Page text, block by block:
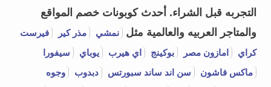
التجربه قبل الشراء. أحدث كوبونات خصم المواقع
والمتاجر العربيه والعالمية مثل
نمشي مذر كير
فيرست
كراي
امازون مصر بوكينج اي هيرب يوباي
سيفورا
ماكس فاشون
سن اند ساند سبورتس دبدوب
وجوه